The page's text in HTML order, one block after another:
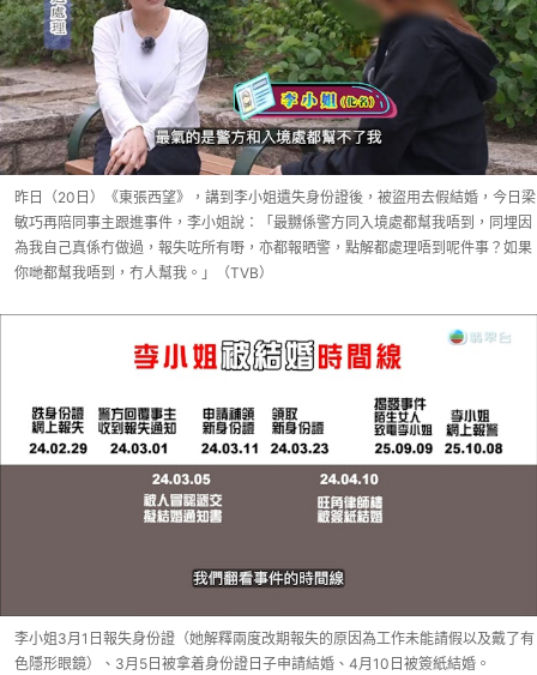
昨日（20日）《東張西望》，講到李小姐遺失身份證後，被盜用去假結婚，今日梁
敏巧再陪同事主跟進事件，李小姐說：「最嬲係警方同入境處都幫我唔到，同埋因
為我自己真係冇做過，報失咗所有嘢，亦都報晒警，點解都處理唔到呢件事？如果
你哋都幫我唔到，冇人幫我。」（TVB）
李小姐3月1日報失身份證（她解釋兩度改期報失的原因為工作未能請假以及戴了有
色隱形眼鏡）、3月5日被拿着身份證日子申請結婚、4月10日被簽紙結婚。